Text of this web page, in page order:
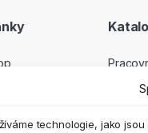
technologie, jako